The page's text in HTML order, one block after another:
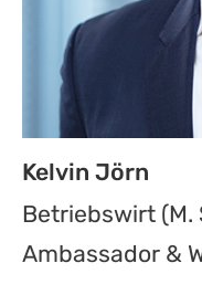
Kelvin Jörn
Betriebswirt (M.
Ambassador &